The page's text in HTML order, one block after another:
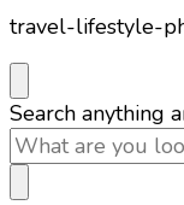
travel-lifestyle-
Looking
for
Something?
Search anything